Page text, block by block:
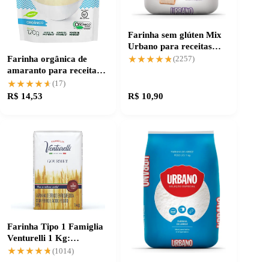
Farinha orgânica de
amaranto para receitas
nutritivas
★★★★★
★★★★★ (17)
R$ 14,53
Farinha sem glúten Mix
Urbano para receitas
perfeitas
★★★★★
★★★★★(2257)
R$ 10,90
Farinha Tipo 1 Famiglia
Venturelli 1 Kg:
Consistência Garantida
★★★★★
★★★★★ (1014)